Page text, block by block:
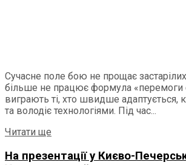
Сучасне поле бою не прощає застарілих
більше не працює формула
виграють ті, хто швидше адаптується,
та володіє технологіями. Під час...
Читати ще
На презентації у Києво-